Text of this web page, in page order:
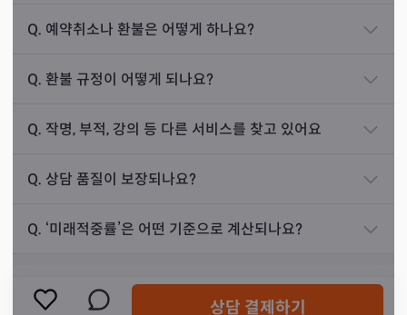
선생님을 스토킹하던 남자에게 칼을 13번 맞아서 두 달 동
신할아버지가 나타나 ‘이쯤 되면 나를 받을 테냐’고 물어보
지 일주일 채 되지 않아 중환자실에서 일반 병실로 옮길 수
는 것을 권해드렸고, 그러고 두 달도 채 지나지 않아
념하시며 사업을 키워나가고 계신다고 합니다.
니다. 아드님이 계속 나쁜 친구들과 어울리는 게 고민
이라 상담을 받고 싶으시다고 하셨습니다.
Q. 예약취소나 환불은 어떻게 하나요?
Q. 환불 규정이 어떻게 되나요?
Q. 작명, 부적, 강의 등 다른 서비스를 찾고 있어요
Q. 상담 품질이 보장되나요?
Q. ‘미래적중률’은 어떤 기준으로 계산되나요?
상담 결제하기